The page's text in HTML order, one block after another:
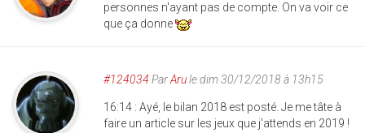
personnes n'ayant pas de compte. On va voir ce
que ça donne
#124034 ParArule dim 30/12/2018 à 13h15
16:14 : Ayé, le bilan 2018 est posté. Je me tâte à
faire un article sur les jeux que j'attends en 2019 !